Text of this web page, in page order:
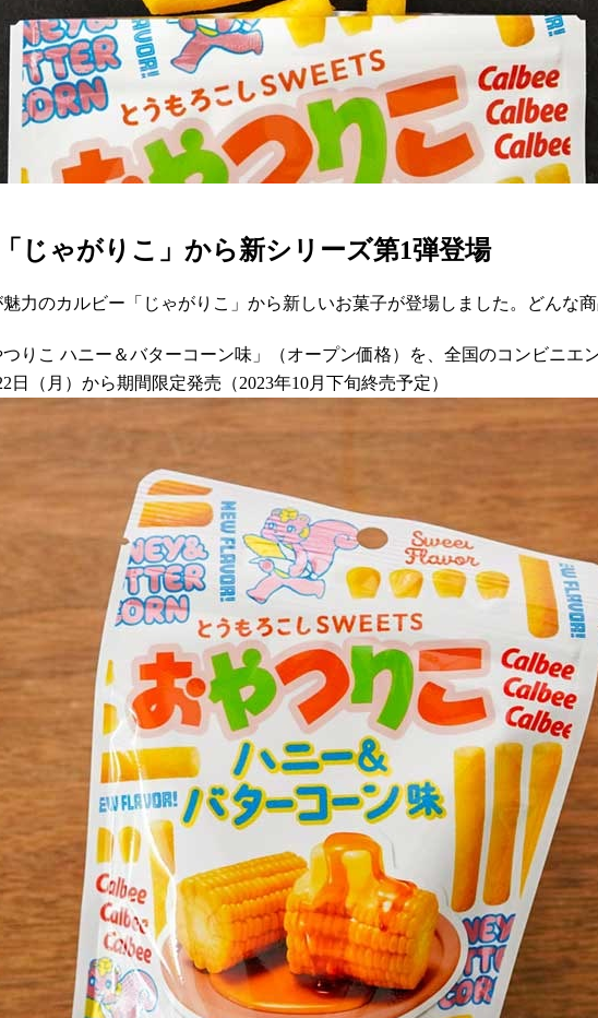
じゃがりこ」から新シリーズ第1弾登場
力のカルビー「じゃがりこ」から新しいお菓子が登場しました。どんな
りこ ハニー＆バターコーン味」（オープン価格）を、全国のコンビニエ
（月）から期間限定発売（2023年10月下旬終売予定）